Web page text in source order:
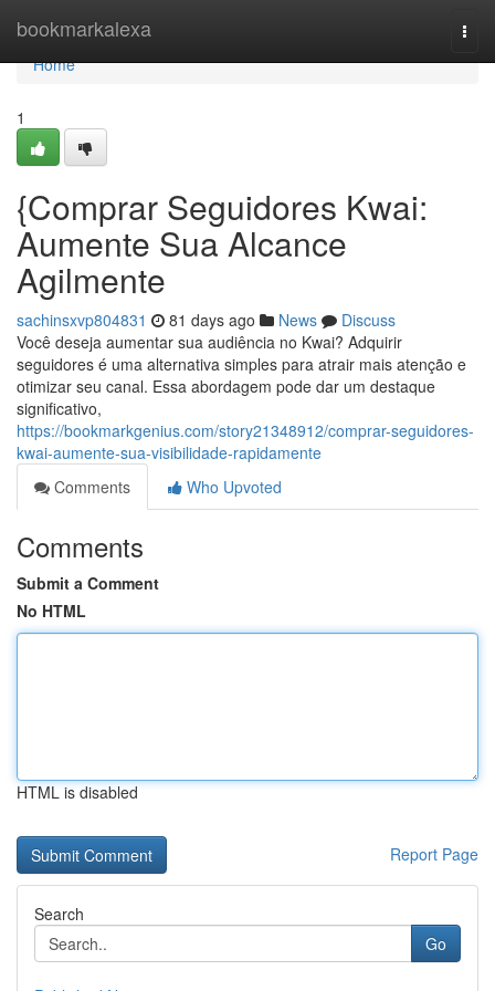
bookmarkalexa
Home
Home
1
{Comprar Seguidores Kwai:
Aumente Sua Alcance
Agilmente
sachinsxvp804831 81 days ago News
Discuss
Você deseja aumentar sua audiência no Kwai? Adquirir
seguidores é uma alternativa simples para atrair mais atenção e
otimizar seu canal. Essa abordagem pode dar um destaque
significativo,
https://bookmarkgenius.com/story21348912/comprar-seguidores-
kwai-aumente-sua-visibilidade-rapidamente
Comments
Who Upvoted
Comments
Submit a Comment
No HTML
HTML is disabled
Report Page
Search
Go